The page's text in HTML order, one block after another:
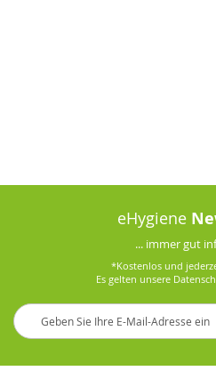
eHygiene
... immer gut
*Kostenlos und
Es gelten unsere
Melden
Sie
sich